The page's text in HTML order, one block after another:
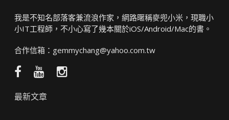
我是不知名部落客兼流浪作家，網路暱稱麥兜小米，現職小
小IT工程師，不小心寫了幾本關於iOS/Android/Mac的書。
合作信箱： gemmychang@yahoo.com.tw
Facebook
團
YouTube
頻
Instagram
最新文章